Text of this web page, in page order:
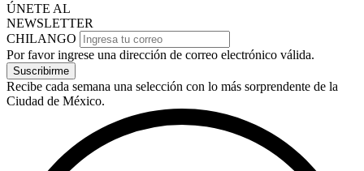
ÚNETE AL
NEWSLETTER
CHILANGO
Por favor ingrese una dirección de correo electrónico válida.
Suscribirme
Recibe cada semana una selección con lo más sorprendente de la
Ciudad de México.